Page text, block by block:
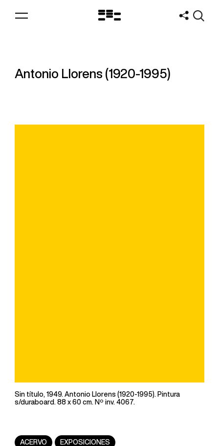
Logo
Antonio Llorens (1920-1995)
Sin título, 1949. Antonio Llorens (1920-1995). Pintura
s/duraboard. 88 x 60 cm. Nº inv. 4067.
ACERVO EXPOSICIONES